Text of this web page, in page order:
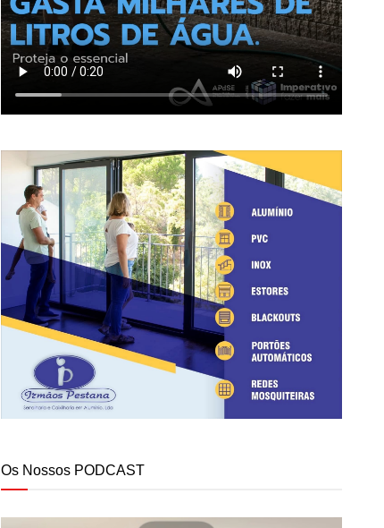
Os Nossos PODCAST